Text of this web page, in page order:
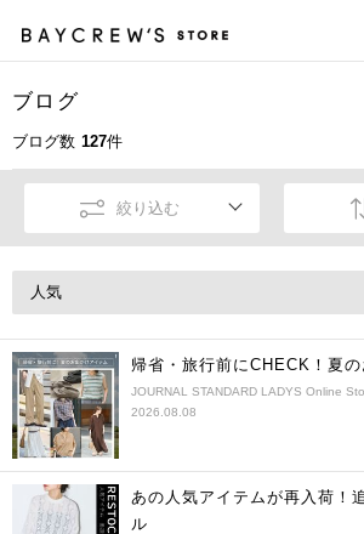
ブログ
ブログ数 127件
絞り込む
人気
帰省・旅行前にCHECK！夏
JOURNAL STANDARD LADYS Online
2026.08.08
あの人気アイテムが再入荷！
ル